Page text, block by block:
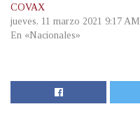
COVAX
jueves, 11 marzo 2021 9:17 AM
En «Nacionales»